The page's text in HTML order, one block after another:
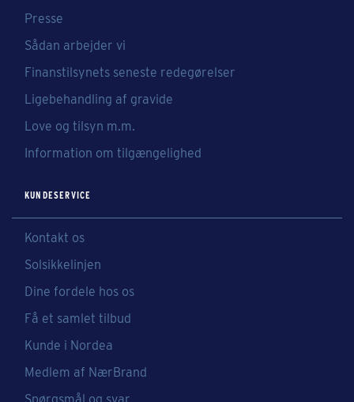
Presse
Sådan arbejder vi
Finanstilsynets seneste redegørelser
Ligebehandling af gravide
Love og tilsyn m.m.
Information om tilgængelighed
KUNDESERVICE
Kontakt os
Solsikkelinjen
Dine fordele hos os
Få et samlet tilbud
Kunde i Nordea
Medlem af NærBrand